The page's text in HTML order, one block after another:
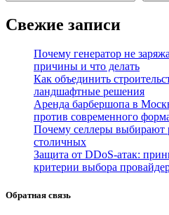
Свежие записи
Почему генератор не
причины и что делать
Как объединить
ландшафтные решения
Аренда барбершопа в
против современного
Почему селлеры выбирают
столичных
Защита от DDoS-атак:
критерии выбора
Обратная связь